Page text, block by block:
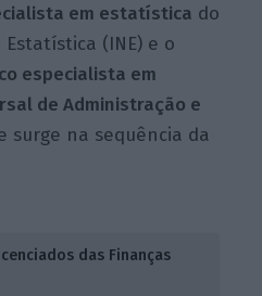
em estatística do
(INE) e o
especialista em
de Administração e
surge na sequência da
das Finanças